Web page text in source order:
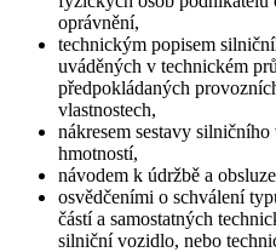
oprávnění,
technickým popisem
uváděných v technickém
předpokládaných
vlastnostech,
nákresem sestavy
hmotností,
návodem k údržbě a
osvědčeními o schválení
částí a samostatných
silniční vozidlo, nebo